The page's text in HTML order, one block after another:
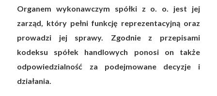
Organem wykonawczym spółki z o. o. jest jej
zarząd, który pełni funkcję reprezentacyjną oraz
prowadzi jej sprawy. Zgodnie z przepisami
kodeksu spółek handlowych ponosi on także
odpowiedzialność za podejmowane decyzje i
działania.